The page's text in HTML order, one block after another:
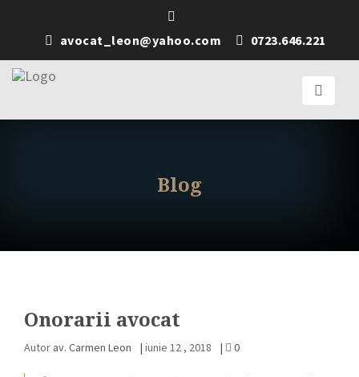
avocat_leon@yahoo.com 0723.646.221
Blog
Onorarii avocat
Autor av. Carmen Leon | iunie 12 , 2018 | 0